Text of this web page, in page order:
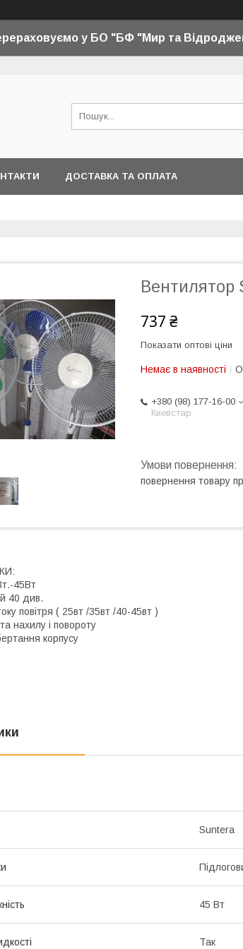
у БО "БФ "Мир та
ДОСТАВКА ТА ОПЛАТА
Вентилятор
737 ₴
Показати оптові ціни
Немає в наявності
+380 (98) 177-16-00
Киевстар
повернення товару
45Вт
40 див.
повітря ( 25вт /35вт /40-45вт )
нахилу і повороту
корпусу
Suntera
45 Вт
Так